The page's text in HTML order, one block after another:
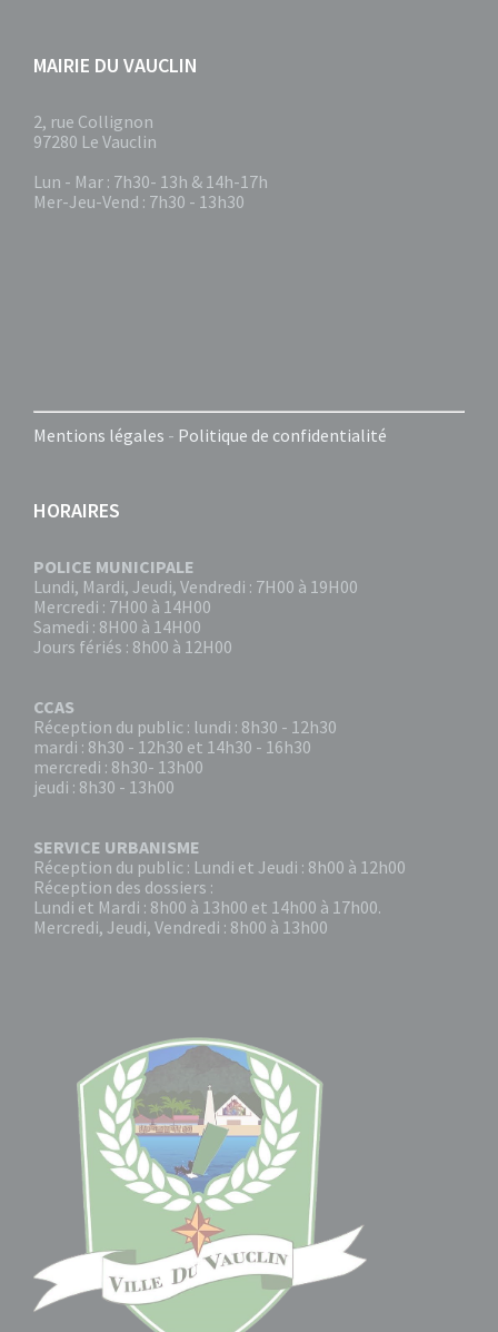
MAIRIE DU VAUCLIN
2, rue Collignon
97280 Le Vauclin
Lun - Mar : 7h30- 13h & 14h-17h
Mer-Jeu-Vend : 7h30 - 13h30
Mentions légales - Politique de confidentialité
HORAIRES
POLICE MUNICIPALE
Lundi, Mardi, Jeudi, Vendredi : 7H00 à 19H00
Mercredi : 7H00 à 14H00
Samedi : 8H00 à 14H00
Jours fériés : 8h00 à 12H00
CCAS
Réception du public : lundi : 8h30 - 12h30
mardi : 8h30 - 12h30 et 14h30 - 16h30
mercredi : 8h30- 13h00
jeudi : 8h30 - 13h00
SERVICE URBANISME
Réception du public : Lundi et Jeudi : 8h00 à 12h00
Réception des dossiers :
Lundi et Mardi : 8h00 à 13h00 et 14h00 à 17h00.
Mercredi, Jeudi, Vendredi : 8h00 à 13h00